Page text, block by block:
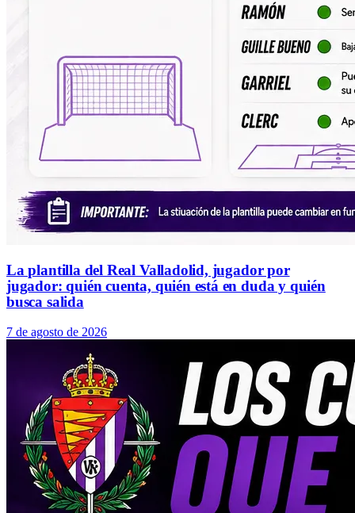
La plantilla del Real Valladolid, jugador por
jugador: quién cuenta, quién está en duda y quién
busca salida
7 de agosto de 2026